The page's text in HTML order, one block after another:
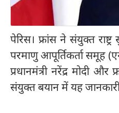
पेरिस। फ्रांस ने संयुक्त
परमाणु आपूर्तिकर्ता समूह
प्रधानमंत्री नरेंद्र मोदी
संयुक्त बयान में यह